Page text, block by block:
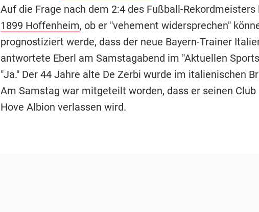
Auf die Frage nach dem 2:4 des Fußball-Rekordmeisters
1899 Hoffenheim, ob er "vehement widersprechen"
prognostiziert werde, dass der neue Bayern-Trainer
antwortete Eberl am Samstagabend im "Aktuellen
"Ja." Der 44 Jahre alte De Zerbi wurde im italienischen
Am Samstag war mitgeteilt worden, dass er seinen Club
Hove Albion verlassen wird.